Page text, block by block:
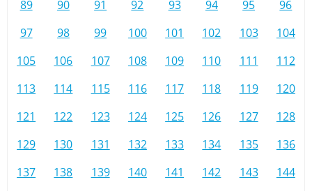
89
90 91 92 93 94 95
96
97
98 99 100 101 102 103
104
105
106 107 108 109 110 111
112
113
114 115 116 117 118 119
120
121
122 123 124 125 126 127
128
129
130 131 132 133 134 135
136
137
138 139 140 141 142 143
144